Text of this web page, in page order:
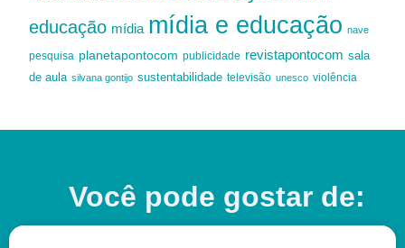
educação mídia mídia e educação nave
pesquisa planetapontocom publicidade revistapontocom sala
de aula silvana gontijo sustentabilidade televisão unesco violência
Você pode gostar de: